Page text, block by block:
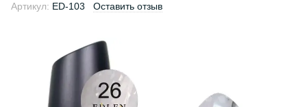
Артикул: ED-103 Оставить отзыв